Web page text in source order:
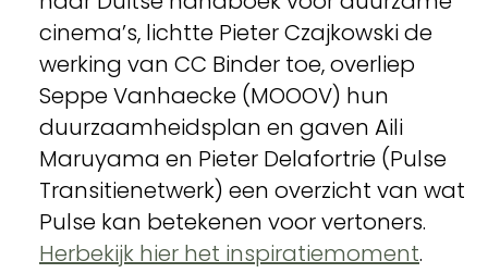
cinema’s, lichtte Pieter Czajkowski de
werking van CC Binder toe, overliep
Seppe Vanhaecke (MOOOV) hun
duurzaamheidsplan en gaven Aili
Maruyama en Pieter Delafortrie (Pulse
Transitienetwerk) een overzicht van wat
Pulse kan betekenen voor vertoners.
Herbekijk hier het inspiratiemoment.